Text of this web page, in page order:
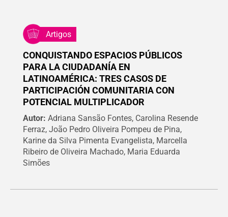
Artigos
CONQUISTANDO ESPACIOS PÚBLICOS
PARA LA CIUDADANÍA EN
LATINOAMÉRICA: TRES CASOS DE
PARTICIPACIÓN COMUNITARIA CON
POTENCIAL MULTIPLICADOR
Autor: Adriana Sansão Fontes, Carolina Resende
Ferraz, João Pedro Oliveira Pompeu de Pina,
Karine da Silva Pimenta Evangelista, Marcella
Ribeiro de Oliveira Machado, Maria Eduarda
Simões